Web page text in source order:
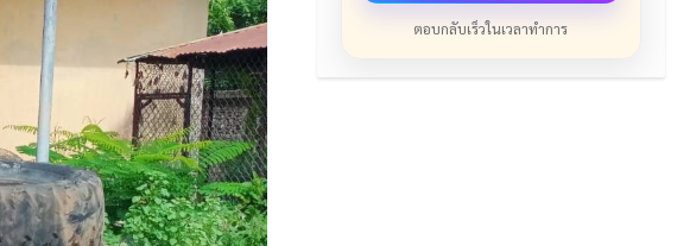
ตอบกลับเร็วในเวลาทำการ